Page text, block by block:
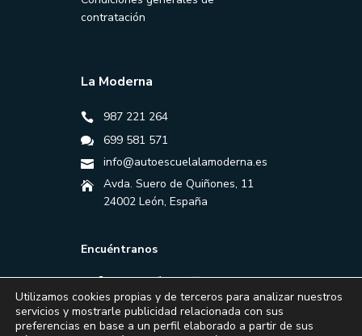
contratación
La Moderna
987 221 264
699 581 571
info@autoescuelalamoderna.es
Avda. Suero de Quiñones, 11
24002 León, España
Encuéntranos
Utilizamos cookies propias y de terceros para analizar nuestros
servicios y mostrarle publicidad relacionada con sus
preferencias en base a un perfil elaborado a partir de sus